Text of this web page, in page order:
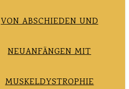
VON ABSCHIEDEN UND
NEUANFÄNGEN MIT
MUSKELDYSTROPHIE